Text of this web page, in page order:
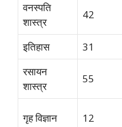
वनस्पति
शास्त्र
42
इतिहास 31
रसायन
शास्त्र
55
गृह विज्ञान 12